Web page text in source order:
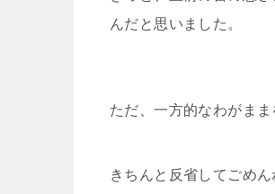
んだと思いました。
ただ、一方的なわがま
きちんと反省してごめ